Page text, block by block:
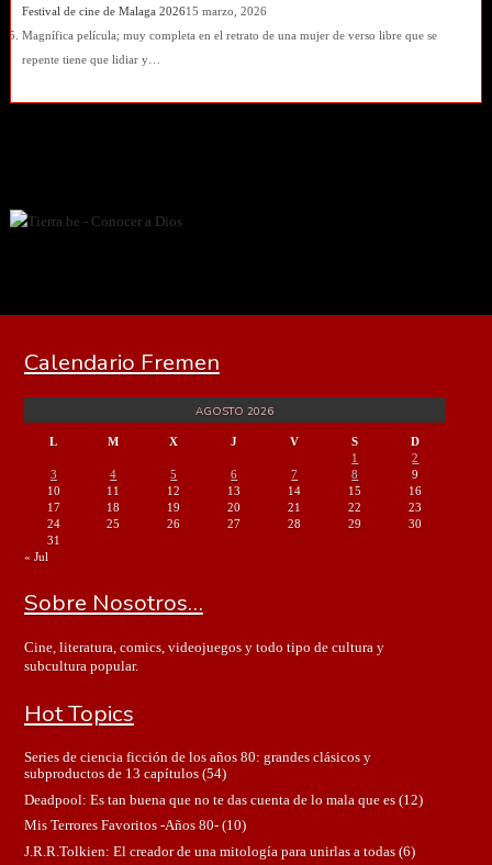
Festival de cine de Malaga 202615 marzo, 2026
Magnífica película; muy completa en el retrato de una mujer de verso libre que se
repente tiene que lidiar y…
Calendario Fremen
AGOSTO 2026
L M X J V S
D
1
2
3
4 5 6 7 8
9
10
11 12 13 14 15
16
17
18 19 20 21 22
23
24
25 26 27 28 29
30
31
« Jul
Sobre Nosotros…
Cine, literatura, comics, videojuegos y todo tipo de cultura y
subcultura popular.
Hot Topics
Series de ciencia ficción de los años 80: grandes clásicos y
subproductos de 13 capítulos(54)
Deadpool: Es tan buena que no te das cuenta de lo mala que es(12)
Mis Terrores Favoritos -Años 80-(10)
J.R.R.Tolkien: El creador de una mitología para unirlas a todas(6)